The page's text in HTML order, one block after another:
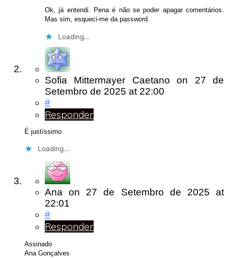
Ok, já entendi. Pena é não se poder apagar comentários.
Mas sim, esqueci-me da password.
Loading...
Sofia Mittermayer Caetano on 27 de
Setembro de 2025 at 22:00
#
Responder
É justíssimo
Loading...
Ana on 27 de Setembro de 2025at
22:01
#
Responder
Assinado
Ana Gonçalves